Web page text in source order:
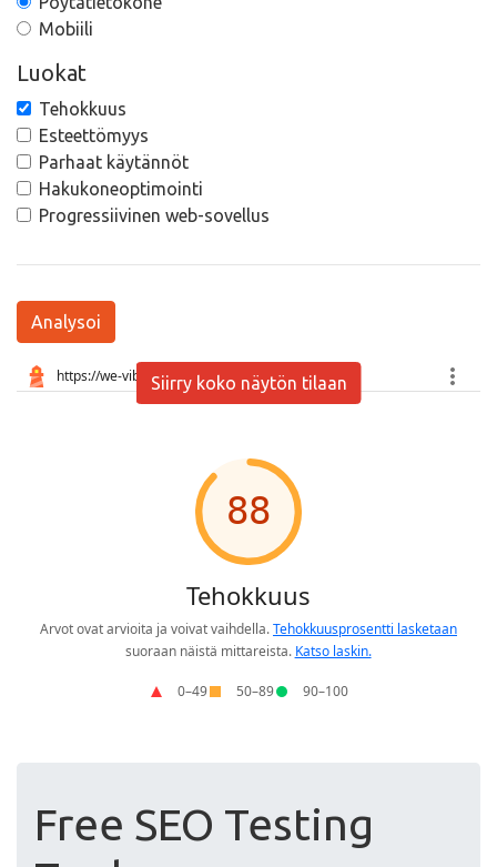
Mobiili
Luokat
Tehokkuus
Esteettömyys
Parhaat käytännöt
Hakukoneoptimointi
Progressiivinen web-sovellus
Analysoi
Siirry koko näytön tilaan
Free SEO Testing